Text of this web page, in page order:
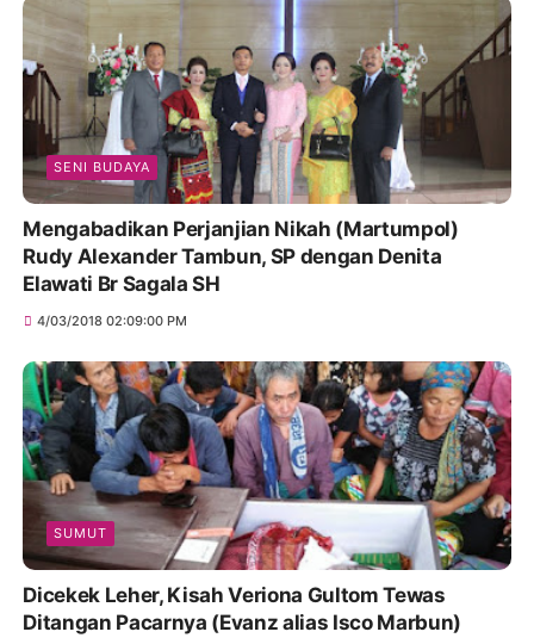
SENI BUDAYA
Mengabadikan Perjanjian Nikah (Martumpol)
Rudy Alexander Tambun, SP dengan Denita
Elawati Br Sagala SH
4/03/2018 02:09:00 PM
SUMUT
Dicekek Leher, Kisah Veriona Gultom Tewas
Ditangan Pacarnya (Evanz alias Isco Marbun)